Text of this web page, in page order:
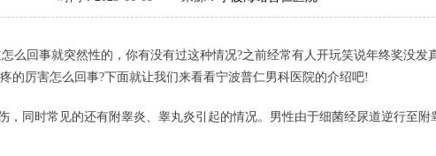
么回事就突然性的，你有没有过这种情况?之前经常有人开玩笑说年终奖没
的厉害怎么回事?下面就让我们来看看宁波普仁男科医院的介绍吧!
同时常见的还有附睾炎、睾丸炎引起的情况。男性由于细菌经尿道逆行至附